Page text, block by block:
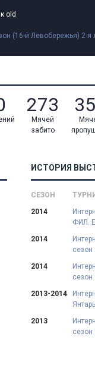
old
(16-й Левобережья) 2-я
273
Мячей
забито
ИСТОРИЯ
СЕЗОН
2014
ФИЛ.
2014
сезон
2014
сезон
2013-2014
2013
сезон